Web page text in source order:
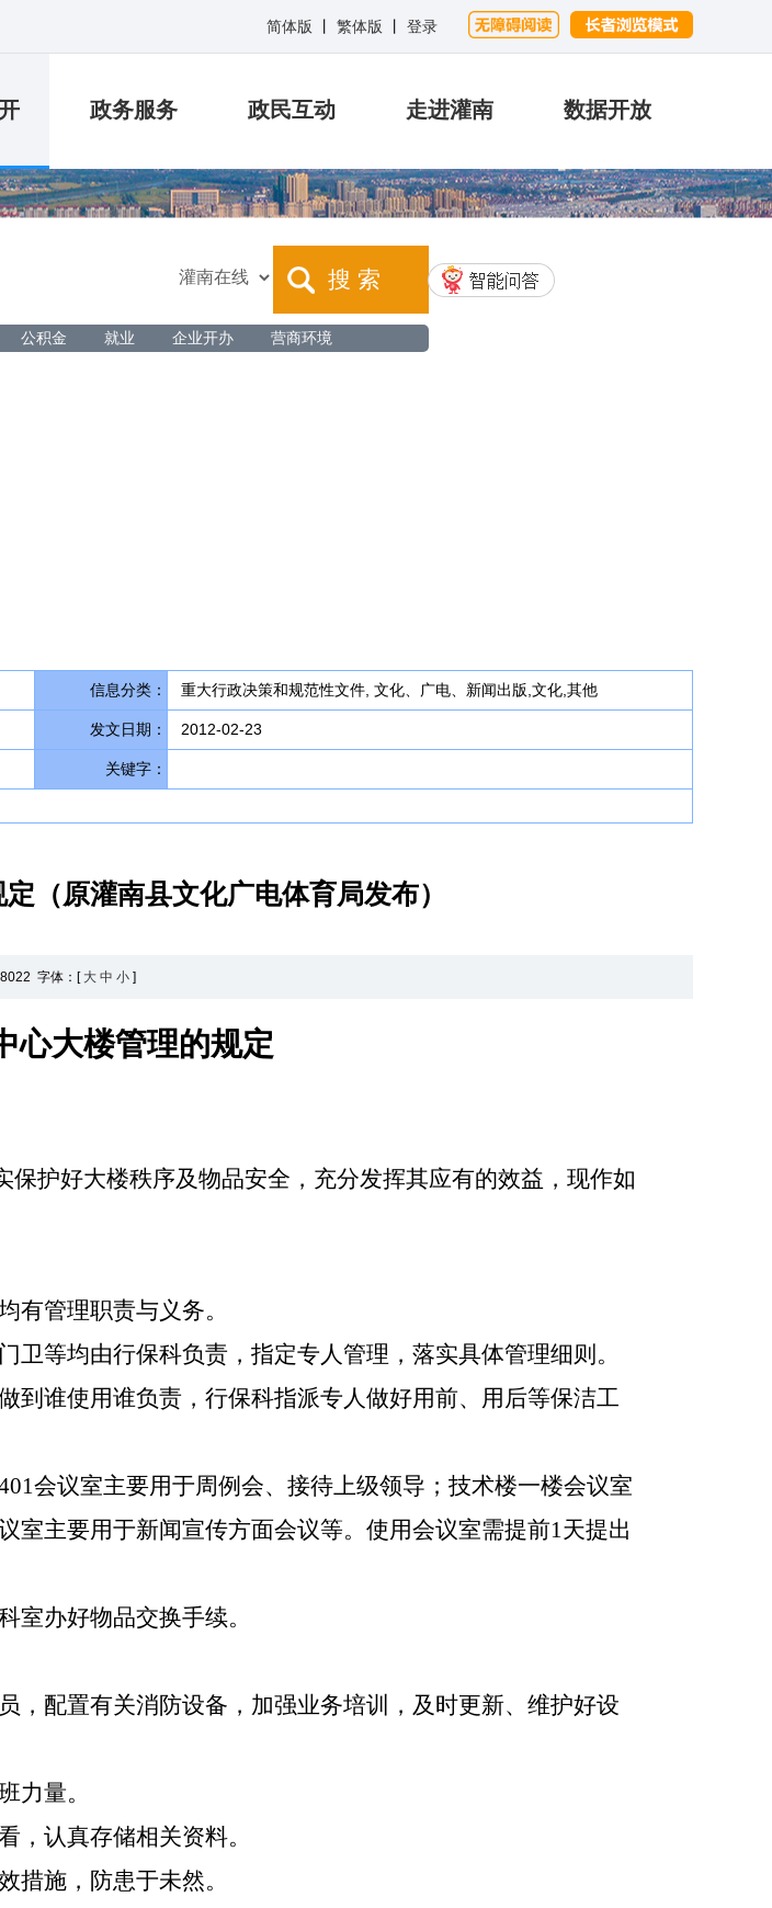
简体版 繁体版 登录
政务服务 政民互动 走进灌南 数据开放
搜 索
公积金 就业 企业开办 营商环境
信息分类： 重大行政决策和规范性文件, 文化、广电、新闻出版,文化,其他
发文日期： 2012-02-23
关键字：
（原灌南县文化广电体育局发布）
8022 字体：[ 大 中 小 ]
心大楼管理的规定
护好大楼秩序及物品安全，充分发挥其应有的效益，现作如
有管理职责与义务。
等均由行保科负责，指定专人管理，落实具体管理细则。
到谁使用谁负责，行保科指派专人做好用前、用后等保洁工
会议室主要用于周例会、接待上级领导；技术楼一楼会议室
室主要用于新闻宣传方面会议等。使用会议室需提前1天提出
室办好物品交换手续。
，配置有关消防设备，加强业务培训，及时更新、维护好设
力量。
，认真存储相关资料。
措施，防患于未然。